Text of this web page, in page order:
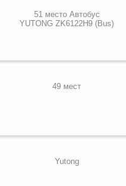
51 место Автобус
YUTONG ZK6122H9 (Bus)
49 мест
Yutong